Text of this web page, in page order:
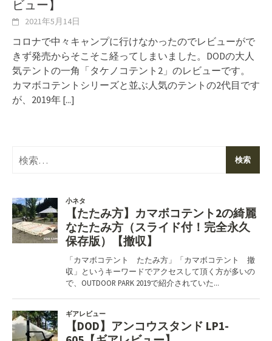
ビュー】
2021年5月14日
コロナで中々キャンプに行けなかったのでレビューがで
きず発売からそこそこ経ってしまいました。DODの大人
気テントの一角「タケノコテント2」のレビューです。
カマボコテントシリーズと並ぶ人気のテントの2代目です
が、2019年 [...]
検
索: